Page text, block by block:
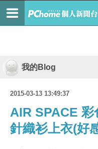
我的Blog
2015-03-13 13:49:37
AIR SPACE 彩
針織衫上衣(好